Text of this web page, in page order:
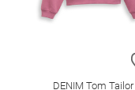
DENIM Tom Tailor